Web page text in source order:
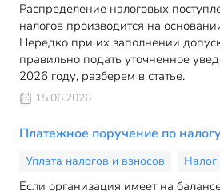
Распределение налоговых
налогов производится на
Нередко при их заполнении
правильно подать уточненное
2026 году, разберем в статье.
15.06.2026
Платежное поручение по
Уплата налогов и взносов
Если организация имеет на